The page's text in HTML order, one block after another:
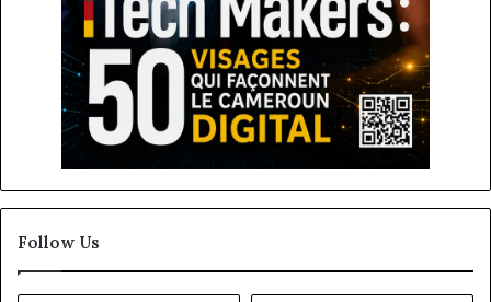
Follow Us